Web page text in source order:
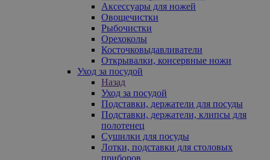
Аксессуары для ножей
Овощечистки
Рыбочистки
Орехоколы
Косточковыдавливатели
Открывалки, консервные ножи
Уход за посудой
Назад
Уход за посудой
Подставки, держатели для посуды
Подставки, держатели, клипсы для
полотенец
Сушилки для посуды
Лотки, подставки для столовых
приборов